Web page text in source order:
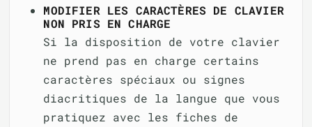
MODIFIER LES CARACTÈRES DE CLAVIER
NON PRIS EN CHARGE
Si la disposition de votre clavier
ne prend pas en charge certains
caractères spéciaux ou signes
diacritiques de la langue que vous
pratiquez avec les fiches de